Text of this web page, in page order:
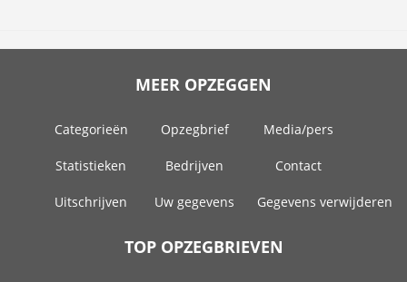
MEER OPZEGGEN
Categorieën Opzegbrief Media/pers
Statistieken Bedrijven Contact
Uitschrijven Uw gegevens Gegevens verwijderen
TOP OPZEGBRIEVEN